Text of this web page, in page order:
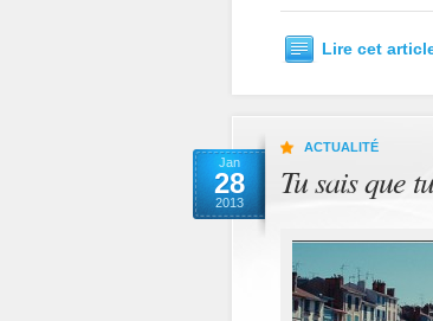
Lire cet
Jan
28
2013
ACTUALITÉ
Tu sais que